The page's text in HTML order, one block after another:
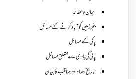
ایمان وعقائد
بنجر زمین کو آباد کرنے کے مسائل
پاکی کے مسائل
پانی کی باری سے متعلق مسائل
تاریخ،جہاد اور مناقب کا بیان